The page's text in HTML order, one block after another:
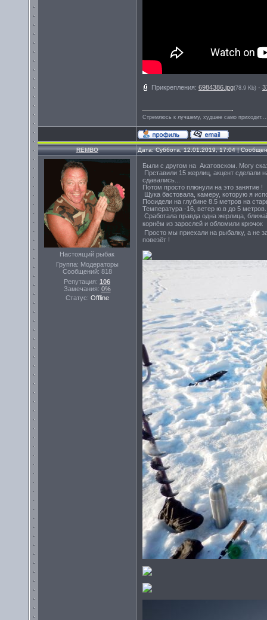
Прикрепления: 6984386.jpg(78.9 Kb) ·
Стремлюсь к лучшему, худшее само
REMBO Дата: Суббота, 12.01.2019, 17:04 |
Настоящий рыбак
Группа: Модераторы
Сообщений: 818
Репутация: 106
Замечания: 0%
Статус: Offline
Были с другом на Акатовском. Могу
Прставили 15 жерлиц, акцент сделали
сдавались...
Потом просто плюнули на это занятие !
Щука бастовала, камеру, которую я
Посидели на глубине 8.5 метров на
Температура -16, ветер ю.в до 5
Сработала правда одна жерлица,
корнём из зарослей и обломили
Просто мы приехали на рыбалку, а не
повезёт !